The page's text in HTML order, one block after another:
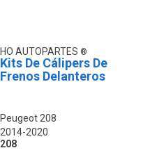
HO AUTOPARTES
Kits De Cálipers De
Frenos Delanteros
Peugeot 208
2014-2020
208